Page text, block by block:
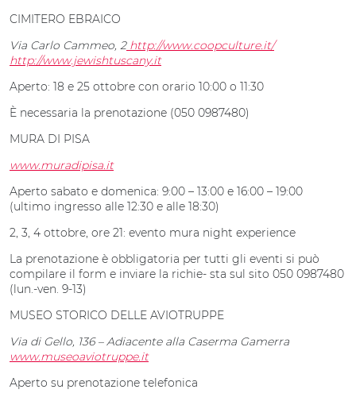
CIMITERO EBRAICO
Via Carlo Cammeo, 2http://www.coopculture.it/
http://www.jewishtuscany.it
Aperto: 18 e 25 ottobre con orario 10:00 o 11:30
È necessaria la prenotazione (050 0987480)
MURA DI PISA
www.muradipisa.it
Aperto sabato e domenica: 9:00 – 13:00 e 16:00 – 19:00
(ultimo ingresso alle 12:30 e alle 18:30)
2, 3, 4 ottobre, ore 21: evento mura night experience
La prenotazione è obbligatoria per tutti gli eventi si può
compilare il form e inviare la richie- sta sul sito 050 0987480
(lun.-ven. 9-13)
MUSEO STORICO DELLE AVIOTRUPPE
Via di Gello, 136 – Adiacente alla Caserma Gamerra
www.museoaviotruppe.it
Aperto su prenotazione telefonica